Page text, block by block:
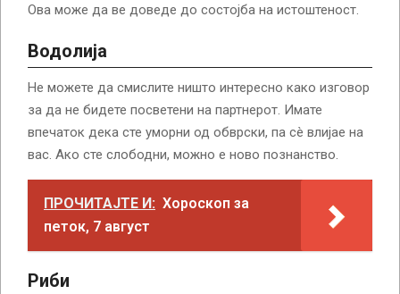
Ова може да ве доведе до состојба на истоштеност.
Водолија
Не можете да смислите ништо интересно како изговор
за да не бидете посветени на партнерот. Имате
впечаток дека сте уморни од обврски, па сè влијае на
вас. Ако сте слободни, можно е ново познанство.
ПРОЧИТАЈТЕ И: Хороскоп за
петок, 7 август
Риби